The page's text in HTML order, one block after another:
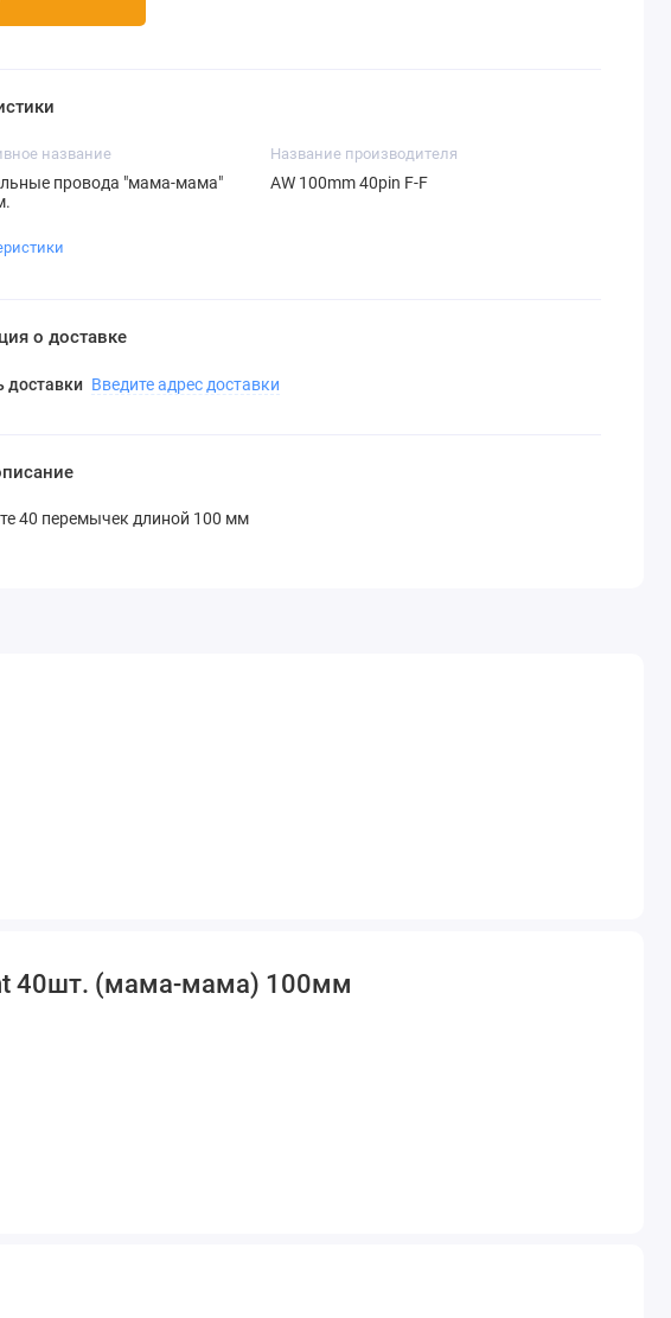
название
провода "мама-мама"
Название производителя
AW 100mm 40pin F-F
о доставке
доставки Введите адрес доставки
40 перемычек длиной 100 мм
40шт. (мама-мама) 100мм